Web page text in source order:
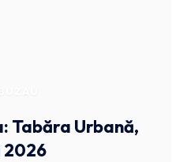
Tabăra Urbană,
2026